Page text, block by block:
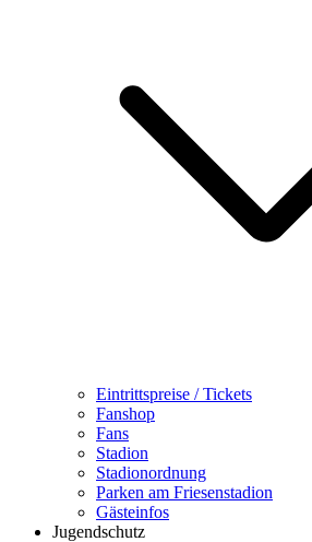
Eintrittspreise / Tickets
Fanshop
Fans
Stadion
Stadionordnung
Parken am Friesenstadion
Gästeinfos
Jugendschutz